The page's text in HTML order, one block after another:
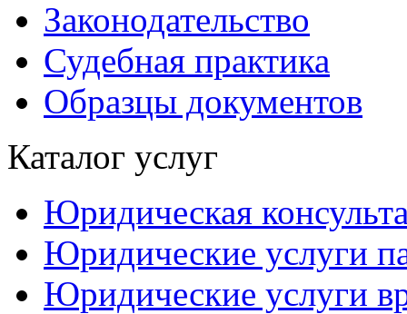
Законодательство
Судебная практика
Образцы документов
Каталог услуг
Юридическая
Юридические услуги
Юридические услуги